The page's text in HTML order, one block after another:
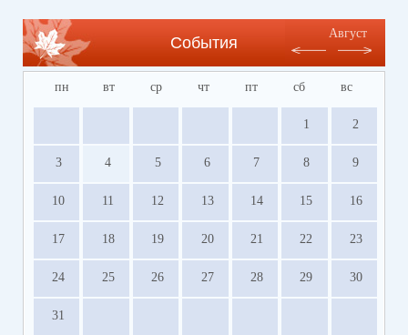
События
Август
пн вт ср чт пт сб вс
1 2
3 4 5 6 7 8 9
10 11 12 13 14 15 16
17 18 19 20 21 22 23
24 25 26 27 28 29 30
31